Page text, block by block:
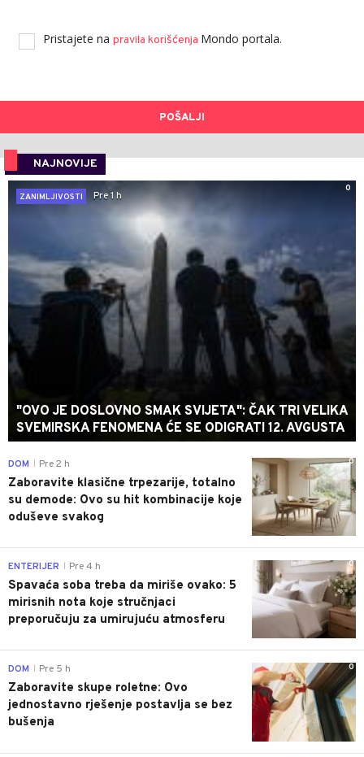
Pristajete na pravila korišćenja Mondo portala.
POŠALJI
NAJNOVIJE
0
ZANIMLJIVOSTI
Pre 1 h
"OVO JE DOSLOVNO SMAK SVIJETA": ČAK TRI VELIKA
SVEMIRSKA FENOMENA ĆE SE ODIGRATI 12. AVGUSTA
0
DOM Pre 2 h
Zaboravite klasične trpezarije, totalno
su demode: Ovo su hit kombinacije koje
oduševe svakog
0
ENTERIJER Pre 4 h
Spavaća soba treba da miriše ovako: 5
mirisnih nota koje stručnjaci
preporučuju za umirujuću atmosferu
0
DOM Pre 5 h
Zaboravite skupe roletne: Ovo
jednostavno rješenje postavlja se bez
bušenja